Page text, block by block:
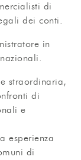
di
dei conti.
in
straordinaria,
di
e
esperienza
di